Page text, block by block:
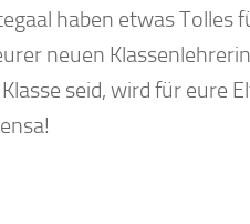
haben etwas Tolles
neuen
seid, wird für eure